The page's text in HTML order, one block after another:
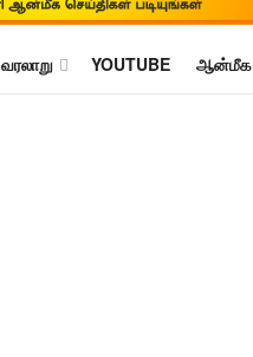
வரலாறு YOUTUBE ஆன்மீக